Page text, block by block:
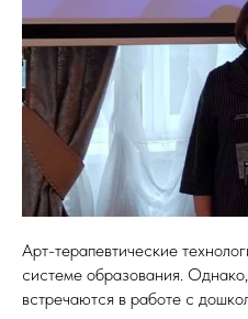
Арт-терапевтические
системе образования.
встречаются в работе с